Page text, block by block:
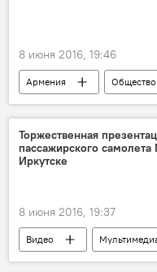
8 июня 2016, 19:46
Армения Общество
Торжественная
пассажирского
Иркутске
8 июня 2016, 19:37
Видео